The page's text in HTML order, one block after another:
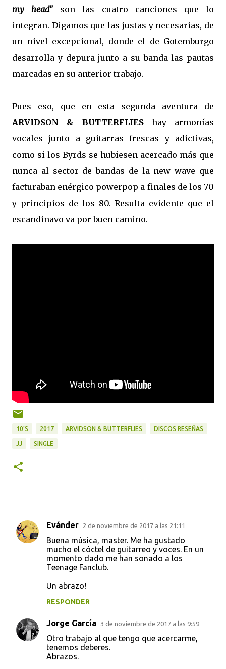
my head"son las cuatro canciones que lo
integran. Digamos que las justas y necesarias, de
un nivel excepcional, donde el de Gotemburgo
desarrolla y depura junto a su banda las pautas
marcadas en su anterior trabajo.
Pues eso, que en esta segunda aventura de
ARVIDSON & BUTTERFLIEShay armonías
vocales junto a guitarras frescas y adictivas,
como si los Byrds se hubiesen acercado más que
nunca al sector de bandas de la new wave que
facturaban enérgico powerpop a finales de los 70
y principios de los 80. Resulta evidente que el
escandinavo va por buen camino.
10'S 2017 ARVIDSON & BUTTERFLIES DISCOS RESEÑAS
JJ SINGLE
C
r
Evánder 2 de noviembre de 2017 a las 21:11
Buena música, master. Me ha gustado
mucho el cóctel de guitarreo y voces. En un
momento dado me han sonado a los
Teenage Fanclub.
Un abrazo!
RESPONDER
Jorge García 3 de noviembre de 2017 a las 9:59
Otro trabajo al que tengo que acercarme,
tenemos deberes.
Abrazos.